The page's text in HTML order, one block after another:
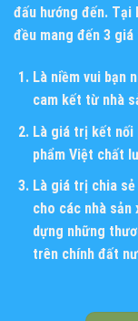
đấu hướng đến. Tại
đều mang đến 3
Là niềm vui bạn
cam kết từ nhà
Là giá trị kết nối
phẩm Việt chất
Là giá trị chia
cho các nhà sản
dựng những
trên chính đất